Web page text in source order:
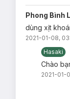
Phong Bình
dùng xịt
2021-01-08,
Hasaki
Chào
2021-01-